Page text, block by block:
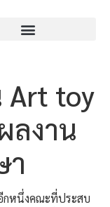
Art toy
ลงาน
า
กหนึ่งคณะที่ประสบ